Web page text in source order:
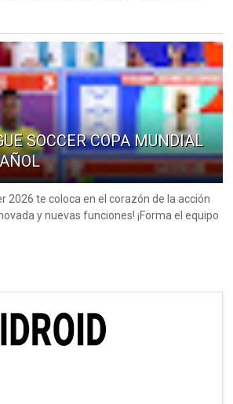
SOCCER COPA MUNDIAL
2026 te coloca en el corazón de la acción
y nuevas funciones! ¡Forma el equipo